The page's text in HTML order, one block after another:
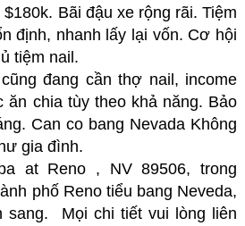
Bãi đậu xe rộng rãi. Tiệm
định, nhanh lấy lại vốn. Cơ hội
tiệm nail.
đang cần thợ nail, income
ăn chia tùy theo khả năng. Bảo
Can co bang Nevada Không
gia đình.
at Reno , NV 89506, trong
phố Reno tiểu bang Neveda,
sang. Mọi chi tiết vui lòng liên